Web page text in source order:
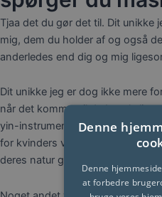
Tjaa det du gør det til. Dit unikke
mig, dem du holder af og også
anderledes end dig og mig
Dit unikke jeg er dog ikke mere
når det kommer til de basale
yin-instrumenter i mit fag.
for kvinders vedkommende
deres natur ganske ens værdier
Denne
Denne
at forbedre